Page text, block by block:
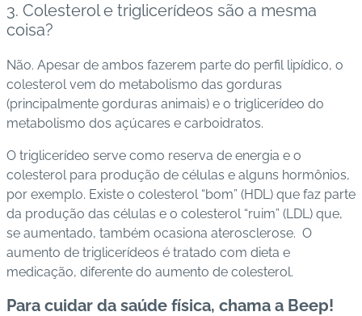
3. Colesterol e triglicerídeos são a mesma
coisa?
Não. Apesar de ambos fazerem parte do perfil lipídico, o
colesterol vem do metabolismo das gorduras
(principalmente gorduras animais) e o triglicerídeo do
metabolismo dos açúcares e carboidratos.
O triglicerídeo serve como reserva de energia e o
colesterol para produção de células e alguns hormônios,
por exemplo. Existe o colesterol “bom” (HDL) que faz parte
da produção das células e o colesterol “ruim” (LDL) que,
se aumentado, também ocasiona aterosclerose. O
aumento de triglicerídeos é tratado com dieta e
medicação, diferente do aumento de colesterol.
Para cuidar da saúde física, chama a Beep!